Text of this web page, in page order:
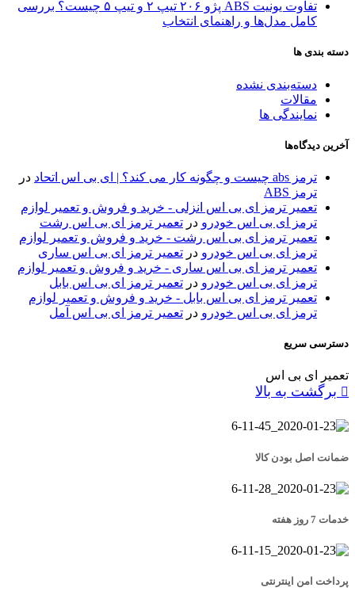
تفاوت یونیت ABS پژو ۲۰۶ تیپ ۲ و تیپ ۵ چیست؟ بررسی
کامل مدل‌ها و راهنمای انتخاب
دسته بندی ها
دسته‌بندی نشده
مقالات
نمایندگی ها
آخرین دیدگاه‌ها
ترمز abs چیست و چگونه کار می کند؟ | ای بی اس اتحاد
در
ترمز ABS
تعمیر ترمز ای بی اس انزلی - خرید و فروش و تعمیر لوازم
ترمز ای بی اس خودرو در تعمیر ترمز ای بی اس رشت
تعمیر ترمز ای بی اس رشت - خرید و فروش و تعمیر لوازم
ترمز ای بی اس خودرو در تعمیر ترمز ای بی اس ساری
تعمیر ترمز ای بی اس ساری - خرید و فروش و تعمیر لوازم
ترمز ای بی اس خودرو در تعمیر ترمز ای بی اس بابل
تعمیر ترمز ای بی اس بابل - خرید و فروش و تعمیر لوازم
ترمز ای بی اس خودرو در تعمیر ترمز ای بی اس آمل
دسترسی سریع
تعمیر ای بی اس
برگشت به بالا
ضمانت اصل بودن کالا
خدمات 7 روز هفته
پرداخت امن اینترنتی